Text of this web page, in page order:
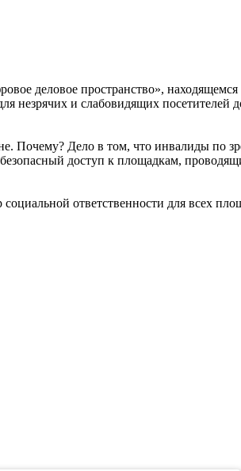
деловое пространство»,
незрячих и слабовидящих посетителей
Почему? Дело в том, что инвалиды по
доступ к площадкам,
ответственности для всех